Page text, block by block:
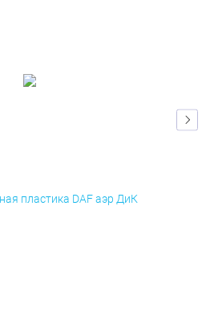
пластика DAF аэр ДиК